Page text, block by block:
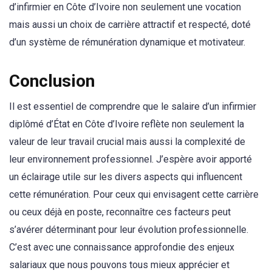
d’infirmier en Côte d’Ivoire non seulement une vocation
mais aussi un choix de carrière attractif et respecté, doté
d’un système de rémunération dynamique et motivateur.
Conclusion
Il est essentiel de comprendre que le salaire d’un infirmier
diplômé d’État en Côte d’Ivoire reflète non seulement la
valeur de leur travail crucial mais aussi la complexité de
leur environnement professionnel. J’espère avoir apporté
un éclairage utile sur les divers aspects qui influencent
cette rémunération. Pour ceux qui envisagent cette carrière
ou ceux déjà en poste, reconnaître ces facteurs peut
s’avérer déterminant pour leur évolution professionnelle.
C’est avec une connaissance approfondie des enjeux
salariaux que nous pouvons tous mieux apprécier et